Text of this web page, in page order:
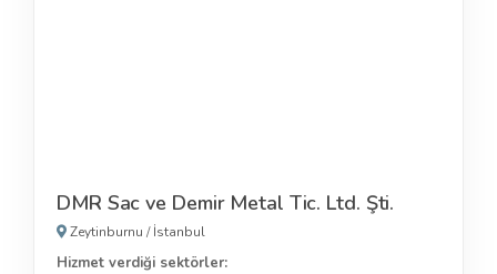
DMR Sac ve Demir Metal Tic. Ltd. Şti.
Zeytinburnu /İstanbul
Hizmet verdiği sektörler: